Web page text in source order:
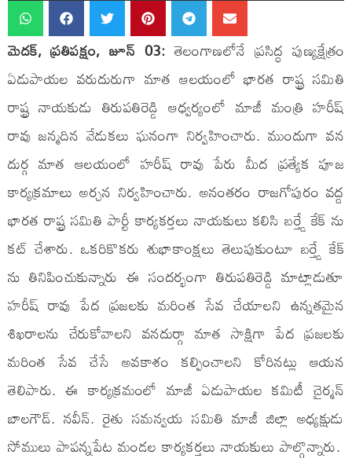
మెదక్, ప్రతిపక్షం, జూన్ 03: తెలంగాణలోనే ప్రసిద్ధ పుణ్యక్షేత్రం
ఏడుపాయల వరుదురుగా మాత ఆలయంలో భారత రాష్ట్ర సమితి
రాష్ట్ర నాయకుడు తిరుపతిరెడ్డి ఆధ్వర్యంలో మాజీ మంత్రి హరీష్
రావు జన్మదిన వేడుకలు ఘనంగా నిర్వహించారు. ముందుగా వన
దుర్గ మాత ఆలయంలో హరీష్ రావు పేరు మీద ప్రత్యేక పూజ
కార్యక్రమాలు అర్చన నిర్వహించారు. అనంతరం రాజగోపురం వద్ద
భారత రాష్ట్ర సమితి పార్టీ కార్యకర్తలు నాయకులు కలిసి బర్త్డే కేక్ ను
కట్ చేశారు. ఒకరికొకరు శుభాకాంక్షలు తెలుపుకుంటూ బర్త్డే కేక్
ను తినిపించుకున్నారు ఈ సందర్భంగా తిరుపతిరెడ్డి మాట్లాడుతూ
హరీష్ రావు పేద ప్రజలకు మరింత సేవ చేయాలని ఉన్నతమైన
శిఖరాలను చేరుకోవాలని వనదుర్గా మాత సాక్షిగా పేద ప్రజలకు
మరింత సేవ చేసే అవకాశం కల్పించాలని కోరినట్లు ఆయన
తెలిపారు. ఈ కార్యక్రమంలో మాజీ ఏడుపాయల కమిటీ చైర్మన్
బాలగౌడ్. నవీన్. రైతు సమన్వయ సమితి మాజీ జిల్లా అధ్యక్షుడు
సోములు పాపన్నపేట మండల కార్యకర్తలు నాయకులు పాల్గొన్నారు.